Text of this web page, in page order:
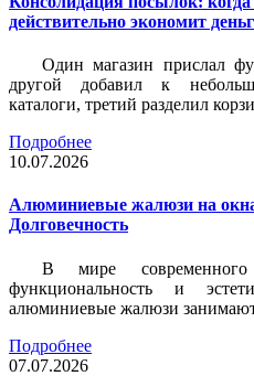
действительно экономит
Один магазин прислал
другой добавил к
каталоги, третий разделил
Подробнее
10.07.2026
Алюминиевые жалюзи на
Долговечность
В мире
функциональность и
алюминиевые жалюзи
Подробнее
07.07.2026